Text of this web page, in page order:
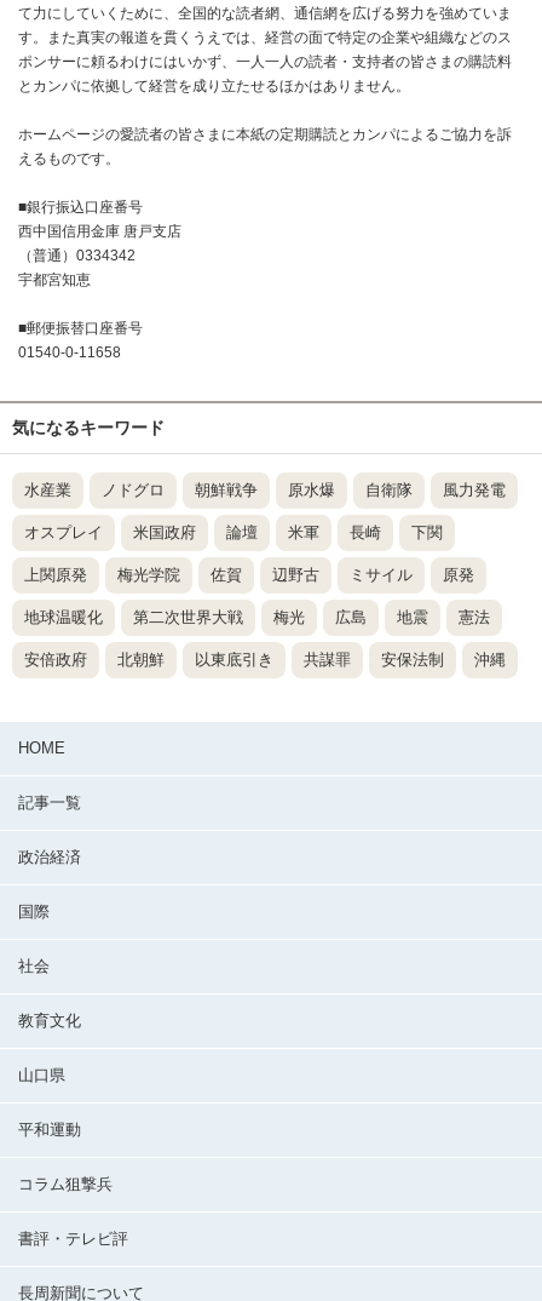
て力にしていくために、全国的な読者網、通信網を広げる努力を強めていま
す。また真実の報道を貫くうえでは、経営の面で特定の企業や組織などのス
ポンサーに頼るわけにはいかず、一人一人の読者・支持者の皆さまの購読料
とカンパに依拠して経営を成り立たせるほかはありません。
ホームページの愛読者の皆さまに本紙の定期購読とカンパによるご協力を訴
えるものです。
■銀行振込口座番号
西中国信用金庫 唐戸支店
（普通）0334342
宇都宮知恵
■郵便振替口座番号
01540-0-11658
気になるキーワード
水産業 ノドグロ 朝鮮戦争 原水爆 自衛隊 風力発電
オスプレイ 米国政府 論壇 米軍 長崎 下関
上関原発 梅光学院 佐賀 辺野古 ミサイル 原発
地球温暖化 第二次世界大戦 梅光 広島 地震 憲法
安倍政府 北朝鮮 以東底引き 共謀罪 安保法制 沖縄
HOME
記事一覧
政治経済
国際
社会
教育文化
山口県
平和運動
コラム狙撃兵
書評・テレビ評
長周新聞について